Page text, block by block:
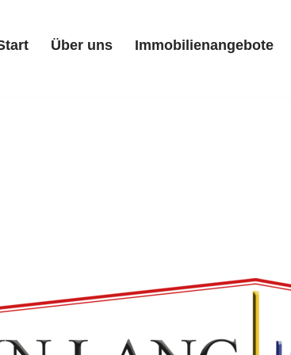
Über uns Immobilienangebote